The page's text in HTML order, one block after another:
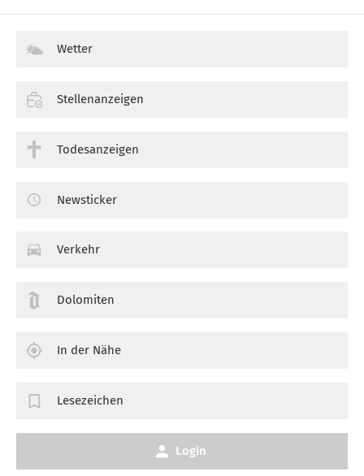
Wetter
Stellenanzeigen
Todesanzeigen
Newsticker
Verkehr
Dolomiten
In der Nähe
Lesezeichen
Login